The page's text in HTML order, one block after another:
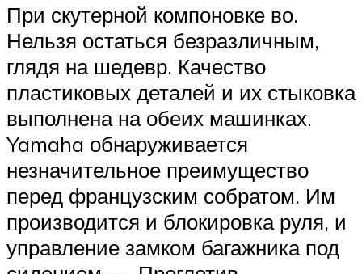
При скутерной компоновке во.
Нельзя остаться безразличным,
глядя на шедевр. Качество
пластиковых деталей и их стыковка
выполнена на обеих машинках.
Yamaha обнаруживается
незначительное преимущество
перед французским собратом. Им
производится и блокировка руля, и
управление замком багажника под